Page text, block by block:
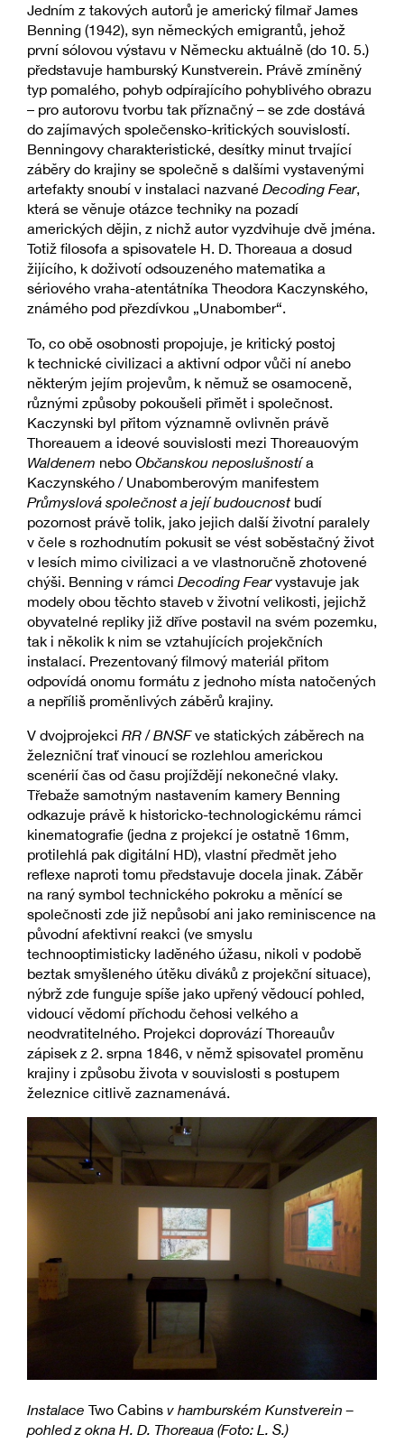
Jedním z takových autorů je americký filmař James
Benning (1942), syn německých emigrantů, jehož
první sólovou výstavu v Německu aktuálně (do 10. 5.)
představuje hamburský Kunstverein. Právě zmíněný
typ pomalého, pohyb odpírajícího pohyblivého obrazu
– pro autorovu tvorbu tak příznačný – se zde dostává
do zajímavých společensko-kritických souvislostí.
Benningovy charakteristické, desítky minut trvající
záběry do krajiny se společně s dalšími vystavenými
artefakty snoubí v instalaci nazvané Decoding Fear,
která se věnuje otázce techniky na pozadí
amerických dějin, z nichž autor vyzdvihuje dvě jména.
Totiž filosofa a spisovatele H. D. Thoreaua a dosud
žijícího, k doživotí odsouzeného matematika a
sériového vraha-atentátníka Theodora Kaczynského,
známého pod přezdívkou „Unabomber“.
To, co obě osobnosti propojuje, je kritický postoj
k technické civilizaci a aktivní odpor vůči ní anebo
některým jejím projevům, k němuž se osamoceně,
různými způsoby pokoušeli přimět i společnost.
Kaczynski byl přitom významně ovlivněn právě
Thoreauem a ideové souvislosti mezi Thoreauovým
Waldenem nebo Občanskou neposlušnostía
Kaczynského / Unabomberovým manifestem
Průmyslová společnost a její budoucnost budí
pozornost právě tolik, jako jejich další životní paralely
v čele s rozhodnutím pokusit se vést soběstačný život
v lesích mimo civilizaci a ve vlastnoručně zhotovené
chýši. Benning v rámci Decoding Fearvystavuje jak
modely obou těchto staveb v životní velikosti, jejichž
obyvatelné repliky již dříve postavil na svém pozemku,
tak i několik k nim se vztahujících projekčních
instalací. Prezentovaný filmový materiál přitom
odpovídá onomu formátu z jednoho místa natočených
a nepříliš proměnlivých záběrů krajiny.
V dvojprojekci RR / BNSFve statických záběrech na
železniční trať vinoucí se rozlehlou americkou
scenérií čas od času projíždějí nekonečné vlaky.
Třebaže samotným nastavením kamery Benning
odkazuje právě k historicko-technologickému rámci
kinematografie (jedna z projekcí je ostatně 16mm,
protilehlá pak digitální HD), vlastní předmět jeho
reflexe naproti tomu představuje docela jinak. Záběr
na raný symbol technického pokroku a měnící se
společnosti zde již nepůsobí ani jako reminiscence na
původní afektivní reakci (ve smyslu
technooptimisticky laděného úžasu, nikoli v podobě
beztak smyšleného útěku diváků z projekční situace),
nýbrž zde funguje spíše jako upřený vědoucí pohled,
vidoucí vědomí příchodu čehosi velkého a
neodvratitelného. Projekci doprovází Thoreauův
zápisek z 2. srpna 1846, v němž spisovatel proměnu
krajiny i způsobu života v souvislosti s postupem
železnice citlivě zaznamenává.
Instalace Two Cabins v hamburském Kunstverein –
pohled z okna H. D. Thoreaua (Foto: L. S.)